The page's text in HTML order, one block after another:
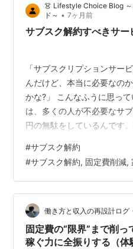
ジがこびりついている。 案
ページをパッと見ただけで
👗 Lifestyle Choice Blog
ド～ • 7ヶ月前
サブスク解約すべきサー
「サブスクリプションサー
んだけど、本当に必要なの
かな?」 こんなふうに思っ
は、多くの人が不必要なサ
円の無駄をしているんです
リプションサービスの基本
て、基本的な知識を説明し
ービスとは 定義：月額料金
を利用いつでも解約可能（
的 特徴：毎月自動で課金さ
っと支払い続ける複数利用
#サブスク解約
#サブスク解約, 固定費削減,
働き方と収入の再設計ログ
固定費の“限界”まで削
稼ぐ力に全振りする（体